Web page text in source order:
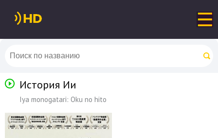
История Ии
Iya monogatari: Oku no hito